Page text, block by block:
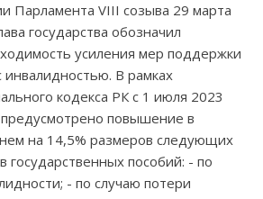
Парламента VIII созыва 29 марта
государства обозначил
усиления мер поддержки
инвалидностью. В рамках
кодекса РК с 1 июля 2023
повышение в
на 14,5% размеров следующих
государственных пособий: - по
- по случаю потери